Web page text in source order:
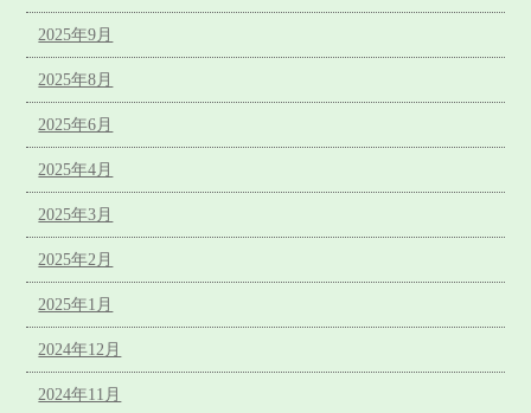
2025年9月
2025年8月
2025年6月
2025年4月
2025年3月
2025年2月
2025年1月
2024年12月
2024年11月